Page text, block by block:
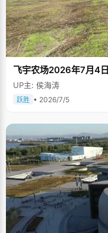
飞宇农场2026年7月4日
UP主: 侯海涛
跃胜 • 2026/7/5